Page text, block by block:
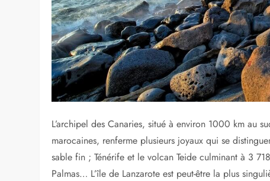
L’archipel des Canaries, situé à environ 1000 km au
marocaines, renferme plusieurs joyaux qui se
sable fin ; Ténérife et le volcan Teide culminant à 3
Palmas… L’île de Lanzarote est peut-être la plus